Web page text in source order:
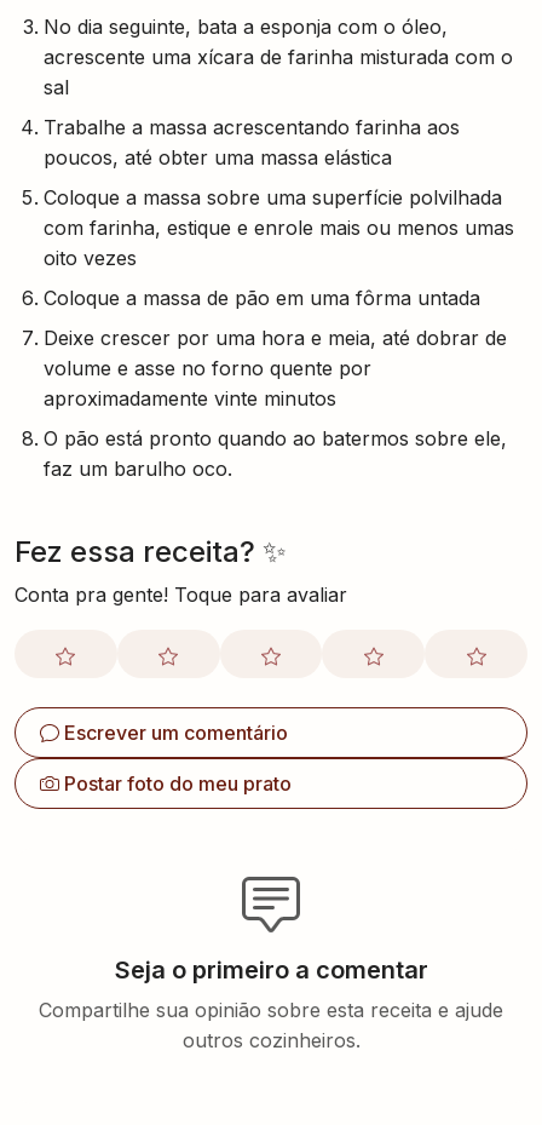
No dia seguinte, bata a esponja com o óleo,
acrescente uma xícara de farinha misturada com o
sal
Trabalhe a massa acrescentando farinha aos
poucos, até obter uma massa elástica
Coloque a massa sobre uma superfície polvilhada
com farinha, estique e enrole mais ou menos umas
oito vezes
Coloque a massa de pão em uma fôrma untada
Deixe crescer por uma hora e meia, até dobrar de
volume e asse no forno quente por
aproximadamente vinte minutos
O pão está pronto quando ao batermos sobre ele,
faz um barulho oco.
Fez essa receita? ✨
Conta pra gente! Toque para avaliar
Escrever um comentário
Postar foto do meu prato
Seja o primeiro a comentar
Compartilhe sua opinião sobre esta receita e ajude
outros cozinheiros.